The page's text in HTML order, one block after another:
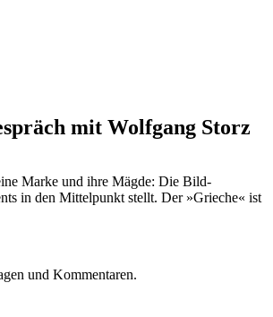
mit Wolfgang Storz
Marke und ihre Mägde: Die Bild-
in den Mittelpunkt stellt. Der »Grieche« ist
und Kommentaren.